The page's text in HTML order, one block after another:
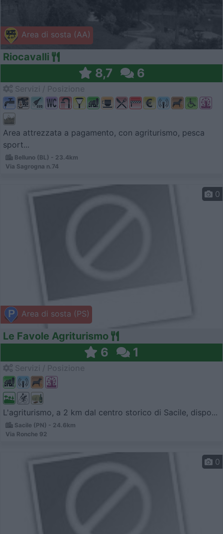
Area di sosta (AA)
Riocavalli
8,7 6
Area attrezzata a pagamento, con agriturismo, pesca
sport...
Belluno (BL) - 23.4km
Via Sagrogna n.74
Area di sosta (PS)
0
Le Favole Agriturismo
6 1
L'agriturismo, a 2 km dal centro storico di Sacile, dispo...
Sacile (PN) - 24.6km
Via Ronche 92
0